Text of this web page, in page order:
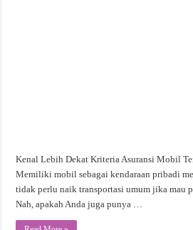
Kenal Lebih Dekat Kriteria Asuransi Mobil
Memiliki mobil sebagai kendaraan pribadi
tidak perlu naik transportasi umum jika mau
Nah, apakah Anda juga punya …